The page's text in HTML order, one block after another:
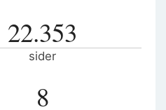
22.353
sider
8